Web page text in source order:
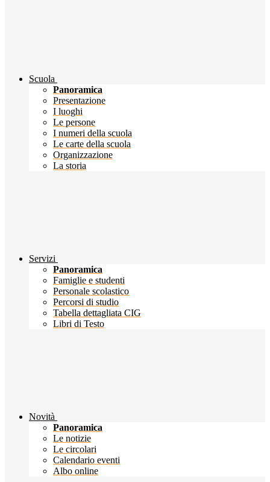
Scuola
Panoramica
Presentazione
I luoghi
Le persone
I numeri della scuola
Le carte della scuola
Organizzazione
La storia
Servizi
Panoramica
Famiglie e studenti
Personale scolastico
Percorsi di studio
Tabella dettagliata CIG
Libri di Testo
Novità
Panoramica
Le notizie
Le circolari
Calendario eventi
Albo online